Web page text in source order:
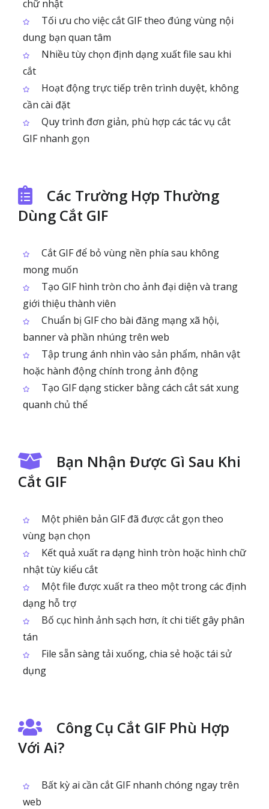
chữ nhật
Tối ưu cho việc cắt GIF theo đúng vùng nội
dung bạn quan tâm
Nhiều tùy chọn định dạng xuất file sau khi
cắt
Hoạt động trực tiếp trên trình duyệt, không
cần cài đặt
Quy trình đơn giản, phù hợp các tác vụ cắt
GIF nhanh gọn
Các Trường Hợp Thường
Dùng Cắt GIF
Cắt GIF để bỏ vùng nền phía sau không
mong muốn
Tạo GIF hình tròn cho ảnh đại diện và trang
giới thiệu thành viên
Chuẩn bị GIF cho bài đăng mạng xã hội,
banner và phần nhúng trên web
Tập trung ánh nhìn vào sản phẩm, nhân vật
hoặc hành động chính trong ảnh động
Tạo GIF dạng sticker bằng cách cắt sát xung
quanh chủ thể
Bạn Nhận Được Gì Sau Khi
Cắt GIF
Một phiên bản GIF đã được cắt gọn theo
vùng bạn chọn
Kết quả xuất ra dạng hình tròn hoặc hình chữ
nhật tùy kiểu cắt
Một file được xuất ra theo một trong các định
dạng hỗ trợ
Bố cục hình ảnh sạch hơn, ít chi tiết gây phân
tán
File sẵn sàng tải xuống, chia sẻ hoặc tái sử
dụng
Công Cụ Cắt GIF Phù Hợp
Với Ai?
Bất kỳ ai cần cắt GIF nhanh chóng ngay trên
web